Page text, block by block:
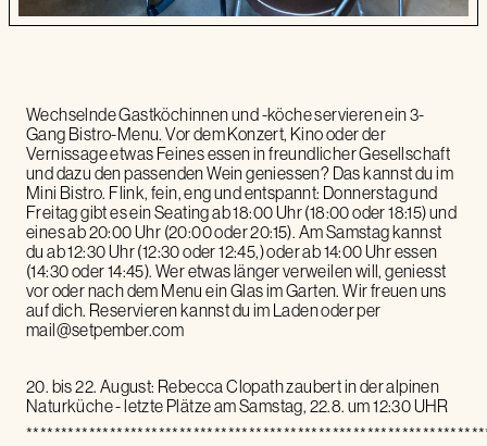
Wechselnde Gastköchinnen und -köche servieren ein 3-
Gang Bistro-Menu. Vor dem Konzert, Kino oder der
Vernissage etwas Feines essen in freundlicher Gesellschaft
und dazu den passenden Wein geniessen? Das kannst du im
Mini Bistro. Flink, fein, eng und entspannt: Donnerstag und
Freitag gibt es ein Seating ab 18:00 Uhr (18:00 oder 18:15) und
eines ab 20:00 Uhr (20:00 oder 20:15). Am Samstag kannst
du ab 12:30 Uhr (12:30 oder 12:45,) oder ab 14:00 Uhr essen
(14:30 oder 14:45). Wer etwas länger verweilen will, geniesst
vor oder nach dem Menu ein Glas im Garten. Wir freuen uns
auf dich. Reservieren kannst du im Laden oder per
mail@setpember.com
20. bis 22. August: Rebecca Clopath zaubert in der alpinen
Naturküche - letzte Plätze am Samstag, 22.8. um 12:30 UHR